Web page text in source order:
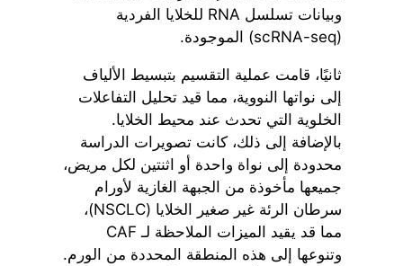
وبيانات تسلسل RNA للخلايا الفردية
(scRNA-seq) الموجودة.
ثانيًا، قامت عملية التقسيم بتبسيط الألياف
إلى نواتها النووية، مما قيد تحليل التفاعلات
الخلوية التي تحدث عند محيط الخلايا.
بالإضافة إلى ذلك، كانت تصويرات الدراسة
محدودة إلى نواة واحدة أو اثنتين لكل مريض،
جميعها مأخوذة من الجبهة الغازية لأورام
سرطان الرئة غير صغير الخلايا (NSCLC)،
مما قد يقيد الميزات الملاحظة لـ CAF
وتنوعها إلى هذه المنطقة المحددة من الورم.